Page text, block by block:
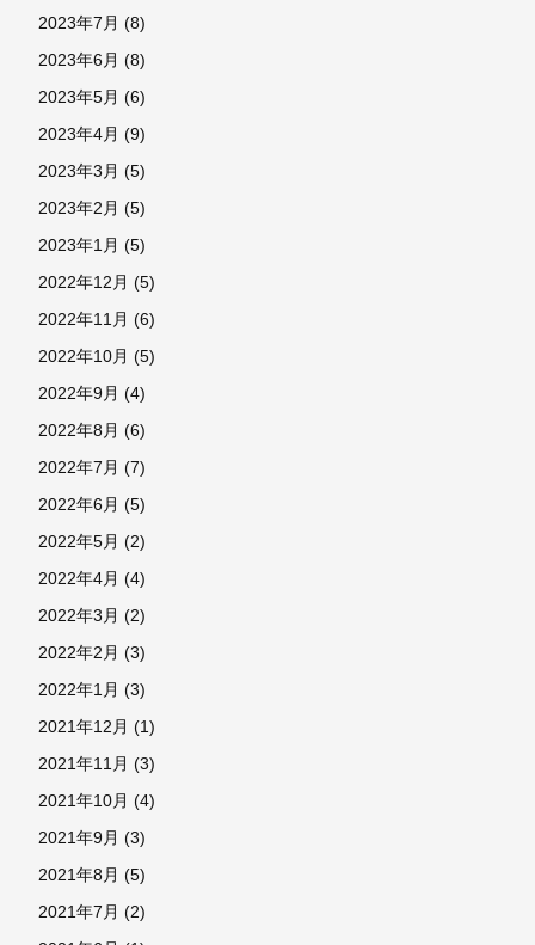
2023年7月 (8)
2023年6月 (8)
2023年5月 (6)
2023年4月 (9)
2023年3月 (5)
2023年2月 (5)
2023年1月 (5)
2022年12月 (5)
2022年11月 (6)
2022年10月 (5)
2022年9月 (4)
2022年8月 (6)
2022年7月 (7)
2022年6月 (5)
2022年5月 (2)
2022年4月 (4)
2022年3月 (2)
2022年2月 (3)
2022年1月 (3)
2021年12月 (1)
2021年11月 (3)
2021年10月 (4)
2021年9月 (3)
2021年8月 (5)
2021年7月 (2)